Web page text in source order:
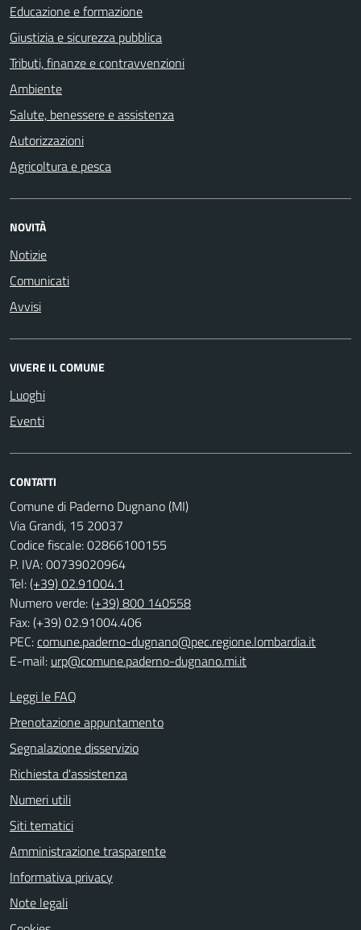
Educazione e formazione
Giustizia e sicurezza pubblica
Tributi, finanze e contravvenzioni
Ambiente
Salute, benessere e assistenza
Autorizzazioni
Agricoltura e pesca
NOVITÀ
Notizie
Comunicati
Avvisi
VIVERE IL COMUNE
Luoghi
Eventi
CONTATTI
Comune di Paderno Dugnano (MI)
Via Grandi, 15 20037
Codice fiscale: 02866100155
P. IVA: 00739020964
Tel:(+39) 02.91004.1
Numero verde:(+39) 800 140558
Fax: (+39) 02.91004.406
PEC:comune.paderno-dugnano@pec.regione.lombardia.it
E-mail: urp@comune.paderno-dugnano.mi.it
Leggi le FAQ
Prenotazione appuntamento
Segnalazione disservizio
Richiesta d'assistenza
Numeri utili
Siti tematici
Amministrazione trasparente
Informativa privacy
Note legali